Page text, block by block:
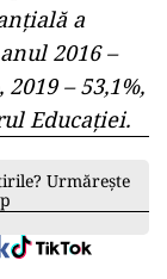
a
2016 –
2019 – 53,1%,
Educaţiei.
Urmărește